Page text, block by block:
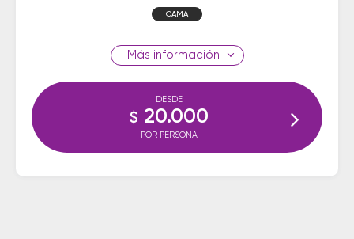
CAMA
información
DESDE
$ 20.000
POR PERSONA